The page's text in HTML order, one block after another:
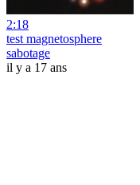
2:18
test magnetosphere
sabotage
il y a 17 ans